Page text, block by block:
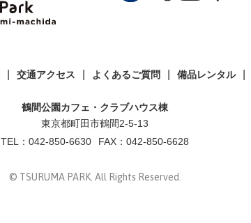
交通アクセス よくあるご質問 備品レンタル
鶴間公園カフェ・クラブハウス棟
東京都町田市鶴間2-5-13
TEL： 042-850-6630 FAX：042-850-6628
© TSURUMA PARK. All Rights Reserved.